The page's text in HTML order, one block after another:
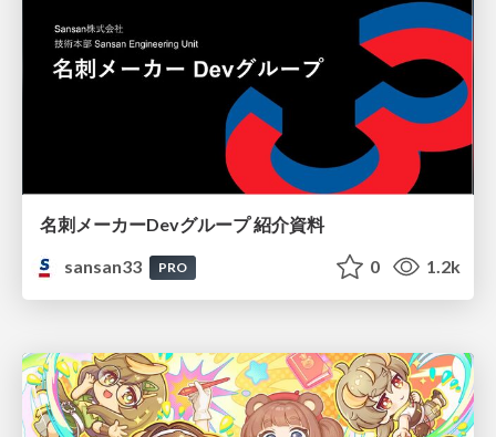
名刺メーカーDevグループ 紹介資料
sansan33
PRO 0 1.2k